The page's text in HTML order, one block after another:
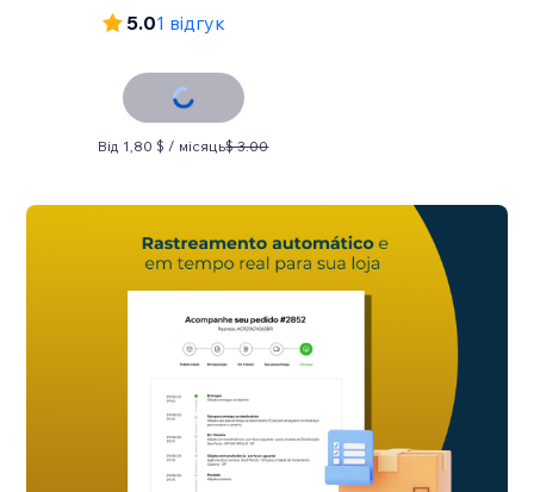
5.01 відгук
Від 1,80 $ / місяць$ 3.00